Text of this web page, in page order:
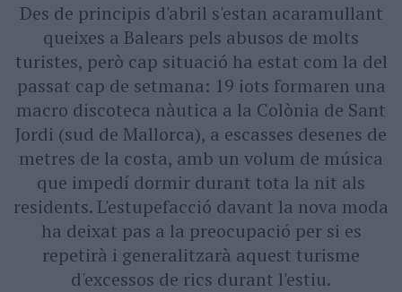
Des de principis d'abril s'estan acaramullant
queixes a Balears pels abusos de molts
turistes, però cap situació ha estat com la del
passat cap de setmana: 19 iots formaren una
macro discoteca nàutica a la Colònia de Sant
Jordi (sud de Mallorca), a escasses desenes de
metres de la costa, amb un volum de música
que impedí dormir durant tota la nit als
residents. L'estupefacció davant la nova moda
ha deixat pas a la preocupació per si es
repetirà i generalitzarà aquest turisme
d'excessos de rics durant l'estiu.